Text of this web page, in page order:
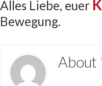
Alles Liebe, euer
Bewegung.
About